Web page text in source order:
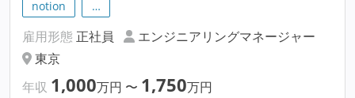
notion
…
雇用形態 正社員
エンジニアリングマネージャー
東京
年収 1,000万円 〜 1,750万円